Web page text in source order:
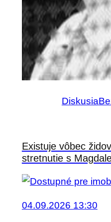
Diskusia
Existuje vôbec
stretnutie s
04.09.2026 13:30